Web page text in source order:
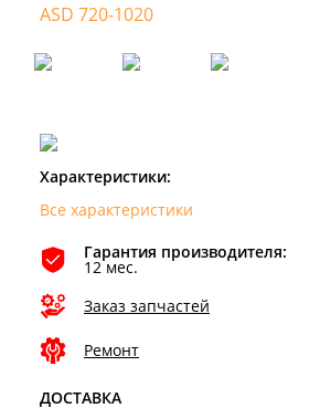
Характеристики:
Все характеристики
Гарантия производителя:
12 мес.
Заказ запчастей
Ремонт
ДОСТАВКА